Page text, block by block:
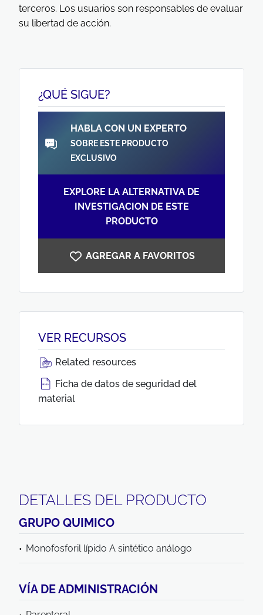
terceros. Los usuarios son responsables de evaluar
su libertad de acción.
¿QUÉ SIGUE?
HABLA CON UN EXPERTO
SOBRE ESTE PRODUCTO
EXCLUSIVO
EXPLORE LA ALTERNATIVA DE
INVESTIGACION DE ESTE
PRODUCTO
AGREGAR A FAVORITOS
VER RECURSOS
Related resources
Ficha de datos de seguridad del
material
DETALLES DEL PRODUCTO
GRUPO QUIMICO
Monofosforil lípido A sintético análogo
VÍA DE ADMINISTRACIÓN